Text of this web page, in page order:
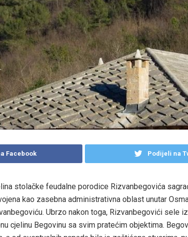
Facebook Podijeli na
stolačke feudalne porodice Rizvanbegovića
kao zasebna administrativna oblast unutar
Ubrzo nakon toga, Rizvanbegovići sele
cjelinu Begovinu sa svim pratećim objektima.